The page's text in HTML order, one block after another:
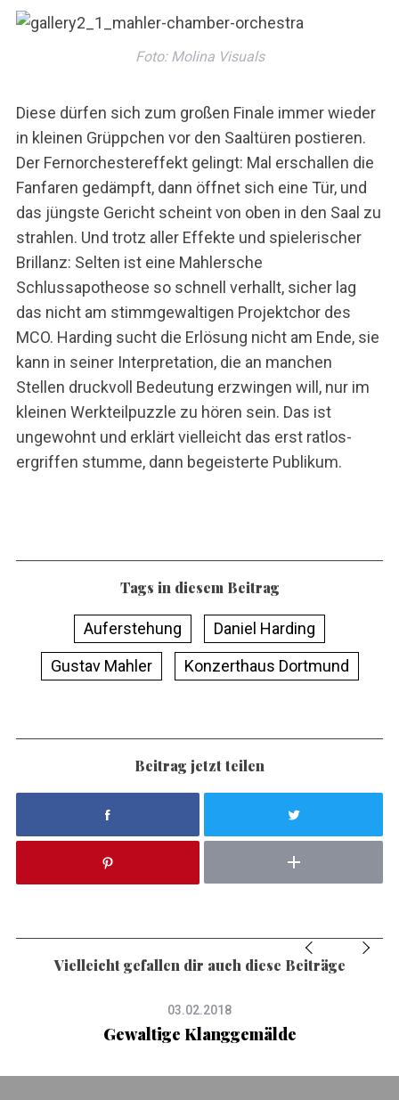
Foto: Molina Visuals
Diese dürfen sich zum großen Finale immer wieder
in kleinen Grüppchen vor den Saaltüren postieren.
Der Fernorchestereffekt gelingt: Mal erschallen die
Fanfaren gedämpft, dann öffnet sich eine Tür, und
das jüngste Gericht scheint von oben in den Saal zu
strahlen. Und trotz aller Effekte und spielerischer
Brillanz: Selten ist eine Mahlersche
Schlussapotheose so schnell verhallt, sicher lag
das nicht am stimmgewaltigen Projektchor des
MCO. Harding sucht die Erlösung nicht am Ende, sie
kann in seiner Interpretation, die an manchen
Stellen druckvoll Bedeutung erzwingen will, nur im
kleinen Werkteilpuzzle zu hören sein. Das ist
ungewohnt und erklärt vielleicht das erst ratlos-
ergriffen stumme, dann begeisterte Publikum.
Tags in diesem Beitrag
Auferstehung
Daniel Harding
Gustav Mahler
Konzerthaus Dortmund
Beitrag jetzt teilen
Vielleicht gefallen dir auch diese Beiträge
03.02.2018
Gewaltige Klanggemälde